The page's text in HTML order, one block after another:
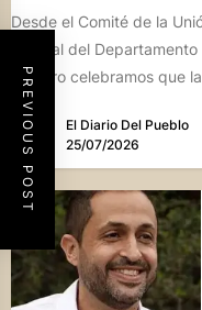
PREVIOUS POST
Desde el Comité de la
Radical del Departamento
Primero celebramos que la
Comisión Comunal de
haya...
El Diario Del Pueblo
25/07/2026